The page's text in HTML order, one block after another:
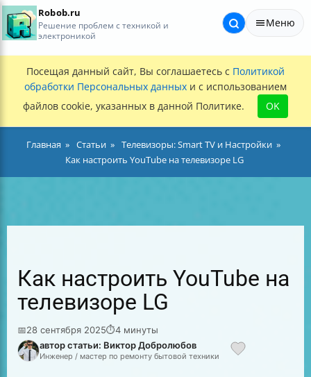
Robob.ru
Решение проблем с техникой и
электроникой
Меню
Посещая данный сайт, Вы соглашаетесь с Политикой
обработки Персональных данных и с использованием
файлов cookie, указанных в данной Политике.
OK
Главная Статьи
Телевизоры: Smart TV и Настройки
Как настроить YouTube на телевизоре LG
Как настроить YouTube на
телевизоре LG
📅28 сентября 2025⏱4 минуты
автор статьи: Виктор Добролюбов
Инженер / мастер по ремонту бытовой техники